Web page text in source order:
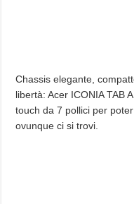
Chassis elegante,
libertà: Acer ICONIA TAB
touch da 7 pollici per
ovunque ci si trovi.